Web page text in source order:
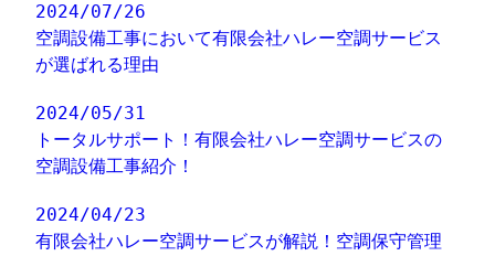
2024/07/26
空調設備工事において有限会社ハレー空調サービス
が選ばれる理由
2024/05/31
トータルサポート！有限会社ハレー空調サービスの
空調設備工事紹介！
2024/04/23
有限会社ハレー空調サービスが解説！空調保守管理